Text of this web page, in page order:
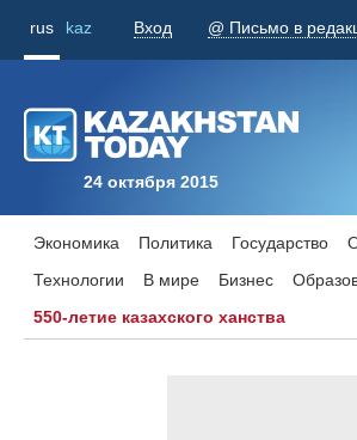
rus kaz Вход @ Письмо в
24 октября 2015
Экономика Политика Государство
Технологии
В мире Бизнес
550-летие казахского ханства